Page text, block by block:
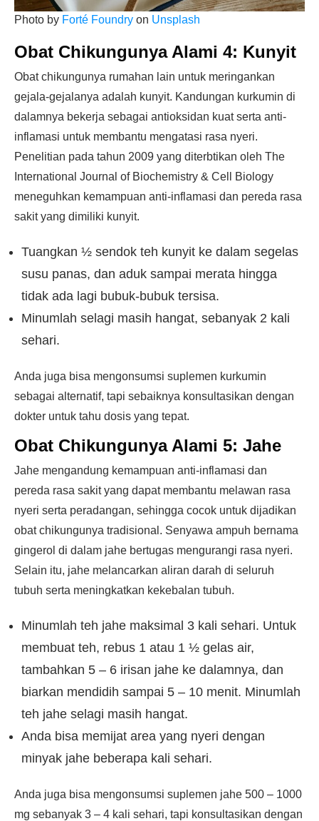
Photo by Forté Foundry on Unsplash
Obat Chikungunya Alami 4: Kunyit
Obat chikungunya rumahan lain untuk meringankan
gejala-gejalanya adalah kunyit. Kandungan kurkumin di
dalamnya bekerja sebagai antioksidan kuat serta anti-
inflamasi untuk membantu mengatasi rasa nyeri.
Penelitian pada tahun 2009 yang diterbtikan oleh The
International Journal of Biochemistry & Cell Biology
meneguhkan kemampuan anti-inflamasi dan pereda rasa
sakit yang dimiliki kunyit.
Tuangkan ½ sendok teh kunyit ke dalam segelas
susu panas, dan aduk sampai merata hingga
tidak ada lagi bubuk-bubuk tersisa.
Minumlah selagi masih hangat, sebanyak 2 kali
sehari.
Anda juga bisa mengonsumsi suplemen kurkumin
sebagai alternatif, tapi sebaiknya konsultasikan dengan
dokter untuk tahu dosis yang tepat.
Obat Chikungunya Alami 5: Jahe
Jahe mengandung kemampuan anti-inflamasi dan
pereda rasa sakit yang dapat membantu melawan rasa
nyeri serta peradangan, sehingga cocok untuk dijadikan
obat chikungunya tradisional. Senyawa ampuh bernama
gingerol di dalam jahe bertugas mengurangi rasa nyeri.
Selain itu, jahe melancarkan aliran darah di seluruh
tubuh serta meningkatkan kekebalan tubuh.
Minumlah teh jahe maksimal 3 kali sehari. Untuk
membuat teh, rebus 1 atau 1 ½ gelas air,
tambahkan 5 – 6 irisan jahe ke dalamnya, dan
biarkan mendidih sampai 5 – 10 menit. Minumlah
teh jahe selagi masih hangat.
Anda bisa memijat area yang nyeri dengan
minyak jahe beberapa kali sehari.
Anda juga bisa mengonsumsi suplemen jahe 500 – 1000
mg sebanyak 3 – 4 kali sehari, tapi konsultasikan dengan